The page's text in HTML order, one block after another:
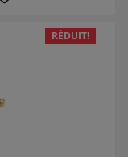
RÉDUIT!